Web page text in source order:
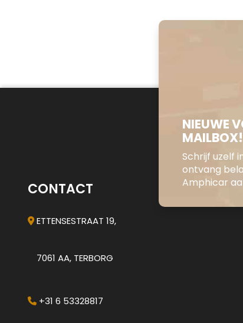
NIEUWE
MAILBOX!
Schrijf uzelf
ontvang
Amphicar
CONTACT
ETTENSESTRAAT 19,
7061 AA, TERBORG
+31 6 53328817